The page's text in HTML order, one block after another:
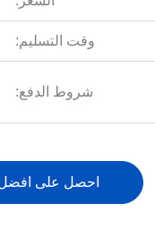
وقت التسليم:
شروط الدفع:
احصل على